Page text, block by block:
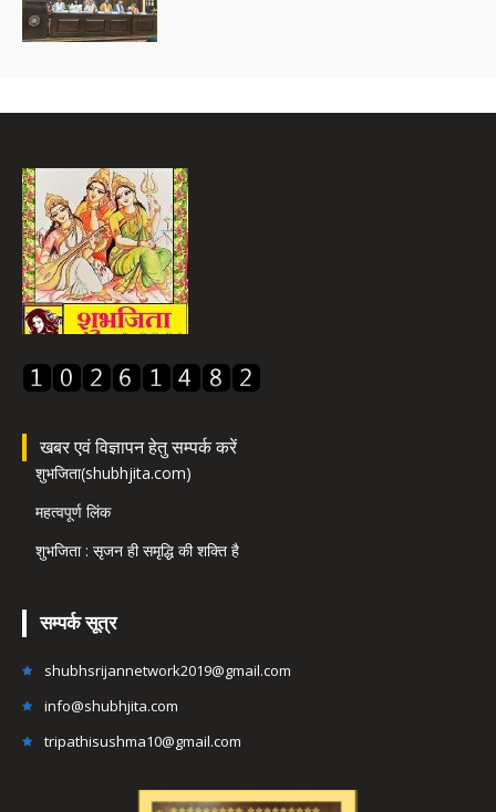
खबर एवं विज्ञापन हेतु सम्पर्क करें
शुभजिता(shubhjita.com)
महत्वपूर्ण लिंक
शुभजिता : सृजन ही समृद्धि की शक्ति है
सम्पर्क सूत्र
shubhsrijannetwork2019@gmail.com
info@shubhjita.com
tripathisushma10@gmail.com